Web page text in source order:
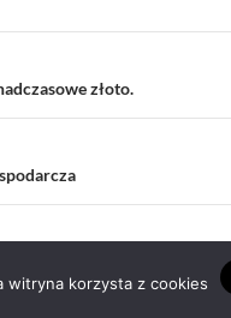
złoto.
witryna korzysta z cookies